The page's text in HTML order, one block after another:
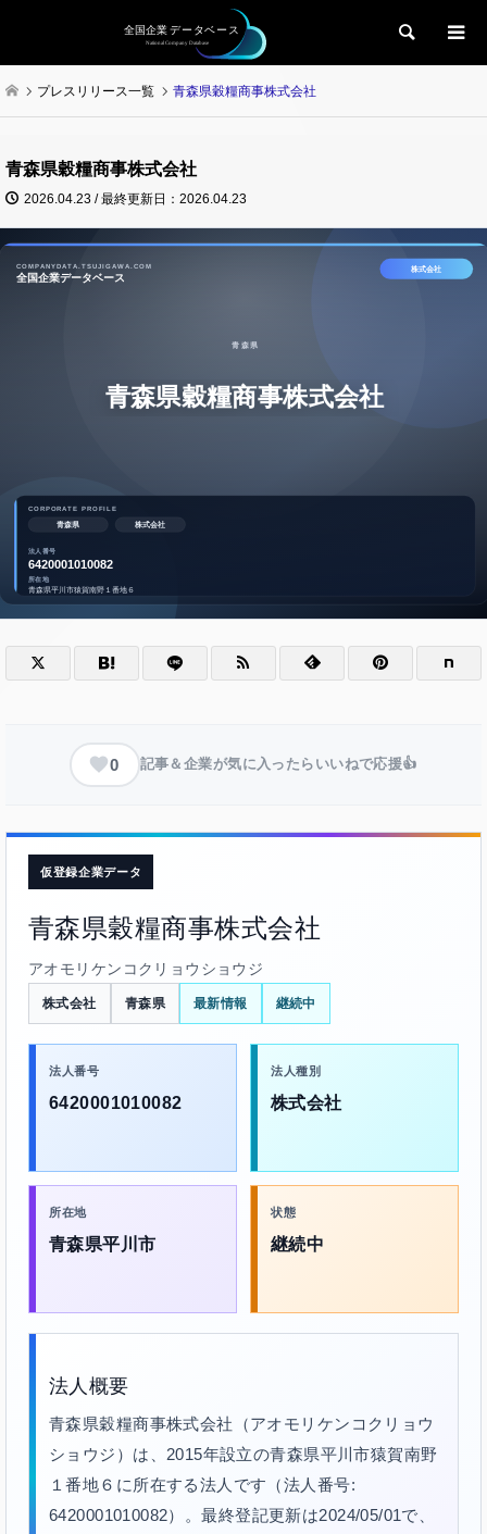
検索
プレスリリース一覧 青森県穀糧商事株式会社
青森県穀糧商事株式会社
2026.04.23 / 最終更新日：2026.04.23
0 記事＆企業が気に入ったらいいねで応援👍
仮登録企業データ
青森県穀糧商事株式会社
アオモリケンコクリョウショウジ
株式会社 青森県 最新情報 継続中
法人番号
6420001010082
法人種別
株式会社
所在地
青森県平川市
状態
継続中
法人概要
青森県穀糧商事株式会社（アオモリケンコクリョウ
ショウジ）は、2015年設立の青森県平川市猿賀南野
１番地６に所在する法人です（法人番号:
6420001010082）。最終登記更新は2024/05/01で、